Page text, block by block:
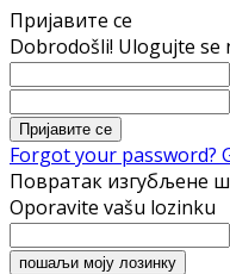
Пријавите се
Dobrodošli! Ulogujte se
Forgot your password?
Повратак изгубљене
Oporavite vašu lozinku